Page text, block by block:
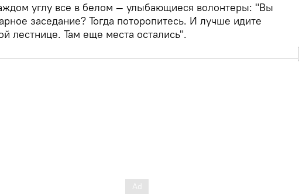
углу все в белом — улыбающиеся волонтеры: "Вы
заседание? Тогда поторопитесь. И лучше идите
лестнице. Там еще места остались".